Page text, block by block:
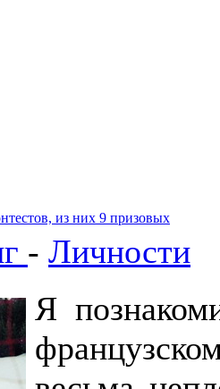
из них 9 призовых
- Личности
Я